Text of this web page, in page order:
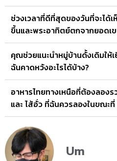
ช่วงเวลาที่ดีที่สุดของวันที่จะได้
ขึ้นและพระอาทิตย์ตกจากยอดเ
คุณช่วยแนะนำหมู่บ้านดั้งเดิมให้
ฉันคาดหวังอะไรได้บ้าง?
อาหารไทยทางเหนือที่ต้องลอง
และ ไส้อั่ว ที่ฉันควรลองในขณะ
Um